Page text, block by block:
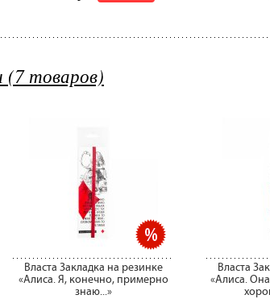
(7 товаров)
Власта Закладка на резинке
«Алиса. Я, конечно, примерно
знаю...»
Власта
«Алиса. Она